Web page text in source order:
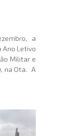
a
Ano Letivo
Militar e
na Ota. A